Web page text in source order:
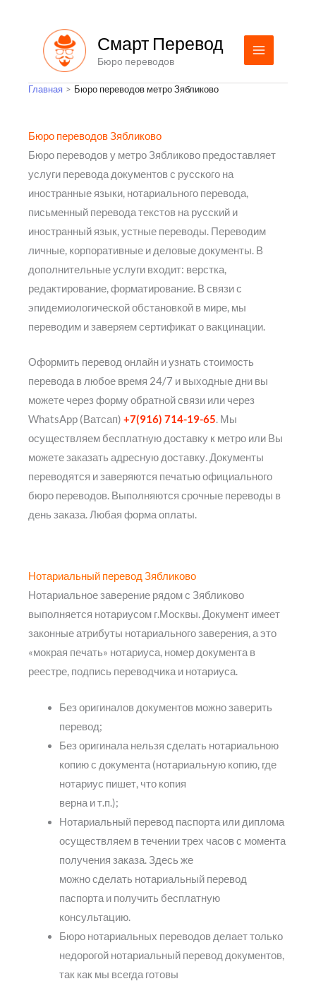
содержимому
Смарт Перевод
Бюро переводов
Главная Бюро переводов метро Зябликово
Бюро переводов Зябликово
Бюро переводов у метро Зябликово предоставляет
услуги перевода документов с русского на
иностранные языки, нотариального перевода,
письменный перевода текстов на русский и
иностранный язык, устные переводы. Переводим
личные, корпоративные и деловые документы. В
дополнительные услуги входит: верстка,
редактирование, форматирование. В связи с
эпидемиологической обстановкой в мире, мы
переводим и заверяем сертификат о вакцинации.
Оформить перевод онлайн и узнать стоимость
перевода в любое время 24/7 и выходные дни вы
можете через форму обратной связи или через
WhatsApp (Ватсап) +7(916) 714-19-65. Мы
осуществляем бесплатную доставку к метро или Вы
можете заказать адресную доставку. Документы
переводятся и заверяются печатью официального
бюро переводов. Выполняются срочные переводы в
день заказа. Любая форма оплаты.
Нотариальный перевод Зябликово
Нотариальное заверение рядом с Зябликово
выполняется нотариусом г.Москвы. Документ имеет
законные атрибуты нотариального заверения, а это
«мокрая печать» нотариуса, номер документа в
реестре, подпись переводчика и нотариуса.
Без оригиналов документов можно заверить
перевод;
Без оригинала нельзя сделать нотариальною
копию с документа (нотариальную копию, где
нотариус пишет, что копия
верна и т.п.);
Нотариальный перевод паспорта или диплома
осуществляем в течении трех часов с момента
получения заказа. Здесь же
можно сделать нотариальный перевод
паспорта и получить бесплатную
консультацию.
Бюро нотариальных переводов делает только
недорогой нотариальный перевод документов,
так как мы всегда готовы